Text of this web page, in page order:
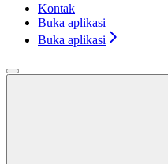
Kontak
Buka aplikasi
Buka aplikasi